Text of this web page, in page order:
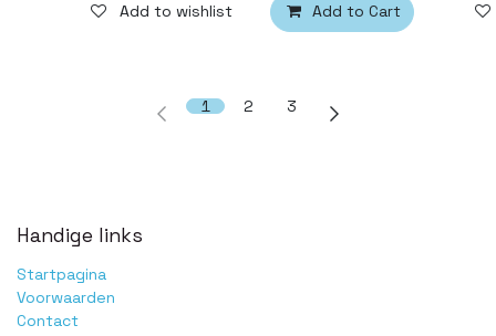
Add to wishlist
Add to Cart
1 2 3
Handige links
Startpagina
Voorwaarden
Contact